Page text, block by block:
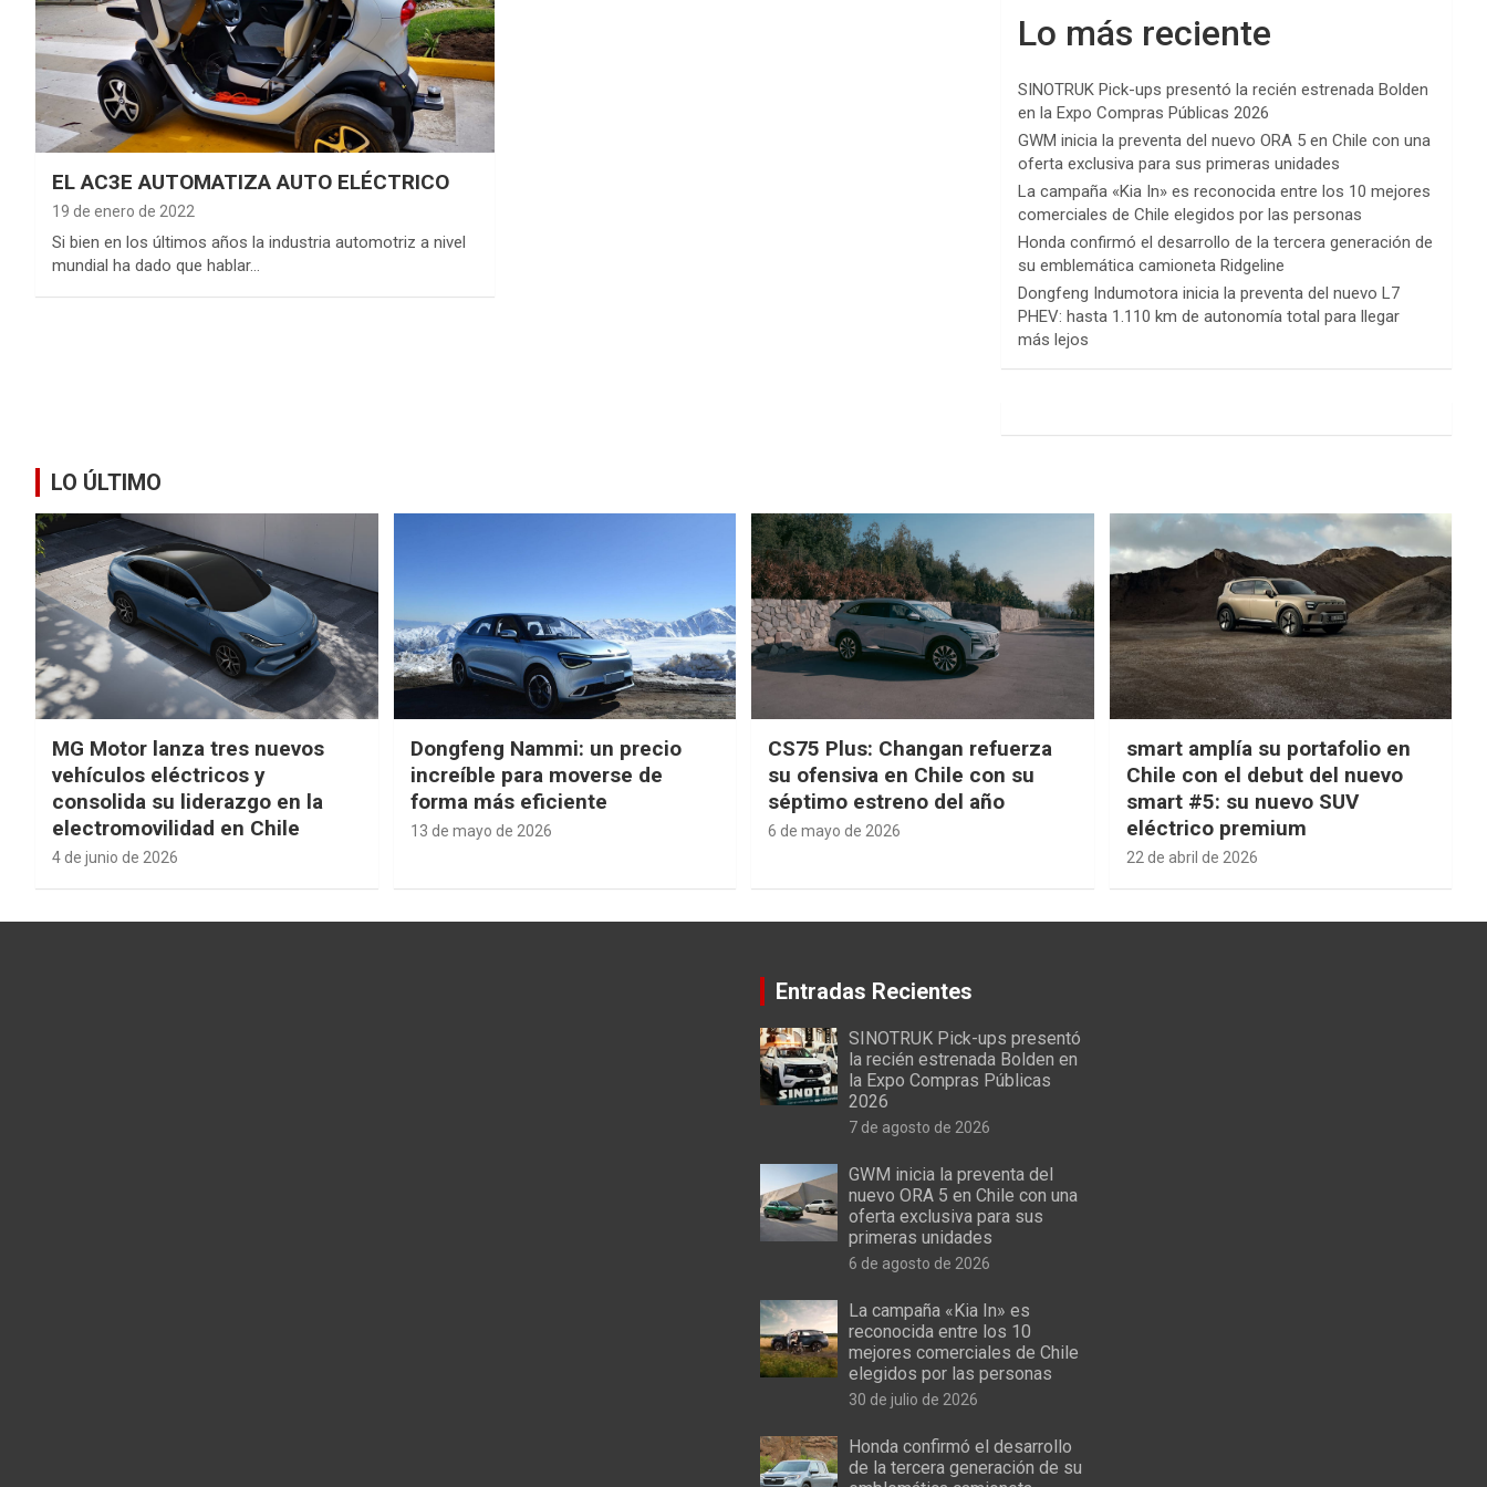
EL AC3E AUTOMATIZA AUTO ELÉCTRICO
19 de enero de 2022
Si bien en los últimos años la industria automotriz a nivel
mundial ha dado que hablar…
Lo más reciente
SINOTRUK Pick-ups presentó la recién estrenada Bolden
en la Expo Compras Públicas 2026
GWM inicia la preventa del nuevo ORA 5 en Chile con una
oferta exclusiva para sus primeras unidades
La campaña «Kia In» es reconocida entre los 10 mejores
comerciales de Chile elegidos por las personas
Honda confirmó el desarrollo de la tercera generación de
su emblemática camioneta Ridgeline
Dongfeng Indumotora inicia la preventa del nuevo L7
PHEV: hasta 1.110 km de autonomía total para llegar
más lejos
LO ÚLTIMO
MG Motor lanza tres nuevos
vehículos eléctricos y
consolida su liderazgo en la
electromovilidad en Chile
4 de junio de 2026
Dongfeng Nammi: un precio
increíble para moverse de
forma más eficiente
13 de mayo de 2026
CS75 Plus: Changan refuerza
su ofensiva en Chile con su
séptimo estreno del año
6 de mayo de 2026
smart amplía su portafolio en
Chile con el debut del nuevo
smart #5: su nuevo SUV
eléctrico premium
22 de abril de 2026
Entradas Recientes
SINOTRUK Pick-ups presentó
la recién estrenada Bolden en
la Expo Compras Públicas
2026
7 de agosto de 2026
GWM inicia la preventa del
nuevo ORA 5 en Chile con una
oferta exclusiva para sus
primeras unidades
6 de agosto de 2026
La campaña «Kia In» es
reconocida entre los 10
mejores comerciales de Chile
elegidos por las personas
30 de julio de 2026
Honda confirmó el desarrollo
de la tercera generación de su